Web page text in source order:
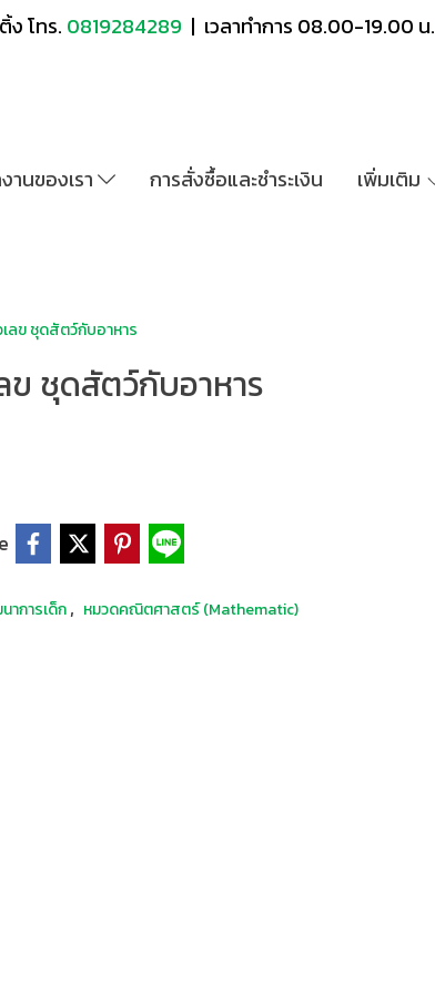
ง โทร. 0819284289 | เวลาทำการ 08.00-19.00 น.
านของเรา การสั่งซื้อและชำระเงิน เพิ่มเติม
ลข ชุดสัตว์กับอาหาร
ชุดสัตว์กับอาหาร
าการเด็ก, หมวดคณิตศาสตร์ (Mathematic)